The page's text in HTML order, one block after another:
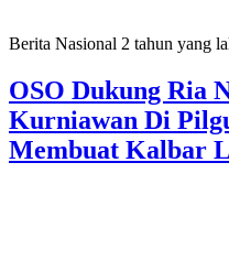
Berita Nasional 2 tahun yang
OSO Dukung Ria
Kurniawan Di
Membuat Kalbar